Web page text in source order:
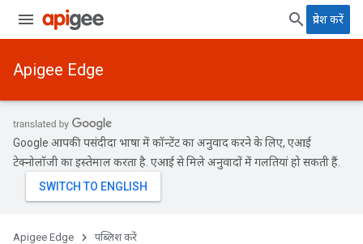
प्रवेश करें
Apigee Edge
Google आपकी पसंदीदा भाषा में कॉन्टेंट का अनुवाद करने के लिए, एआई
टेक्नोलॉजी का इस्तेमाल करता है. एआई से मिले अनुवादों में गलतियां हो सकती हैं.
Apigee Edge पब्लिश करें